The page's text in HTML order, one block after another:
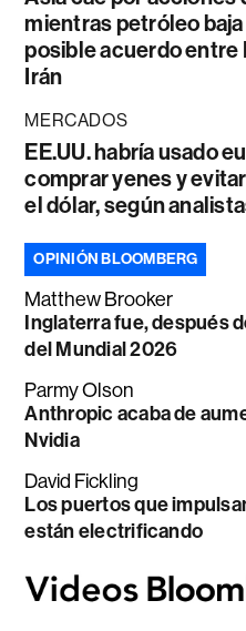
mientras petróleo
posible acuerdo entre
Irán
MERCADOS
EE.UU. habría usado
comprar yenes y
el dólar, según
OPINIÓN BLOOMBERG
Matthew Brooker
Inglaterra fue, después
del Mundial 2026
Parmy Olson
Anthropic acaba de
Nvidia
David Fickling
Los puertos que
están electrificando